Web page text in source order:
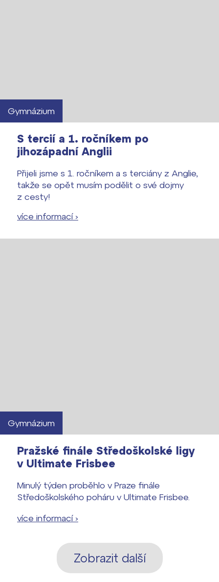
Gymnázium
S tercií a 1. ročníkem po
jihozápadní Anglii
Přijeli jsme s 1. ročníkem a s terciány z Anglie,
takže se opět musím podělit o své dojmy
z cesty!
více informací ›
Gymnázium
Pražské finále Středoškolské ligy
v Ultimate Frisbee
Minulý týden proběhlo v Praze finále
Středoškolského poháru v Ultimate Frisbee.
více informací ›
Zobrazit další